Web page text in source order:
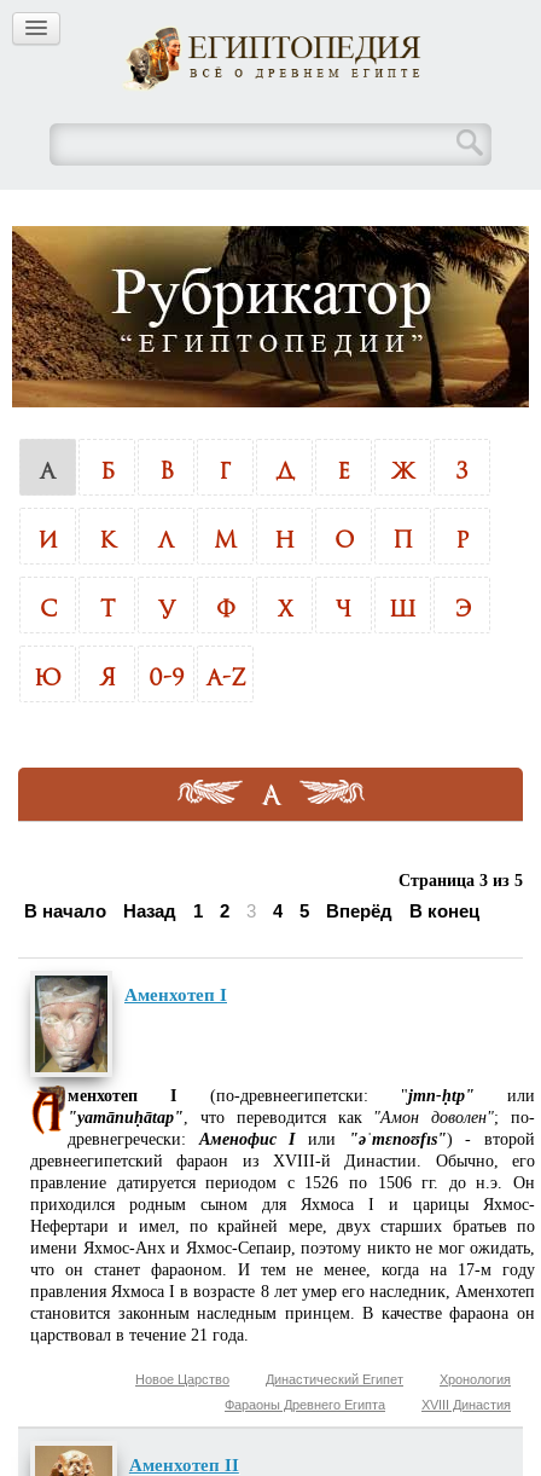
А Б В Г Д Е Ж З
И К Л М Н О Р
С У Ф Х Ч Э
Ю Я 0-9 A-Z
А
Страница 3 из 5
В начало Назад 1 2 3 4 5 Вперёд В конец
Аменхотеп I
менхотеп I (по-древнеегипетски: "jmn-ḥtp" или
"yamānuḥātap", что переводится как "Амон доволен"; по-
древнегречески:Аменофис Iили "əˈmɛnoʊfɪs") - второй
древнеегипетский фараон из XVIII-й Династии. Обычно, его
правление датируется периодом с 1526 по 1506 гг. до н.э. Он
приходился родным сыном для Яхмоса I и царицы Яхмос-
Нефертари и имел, по крайней мере, двух старших братьев по
имени Яхмос-Анх и Яхмос-Сепаир, поэтому никто не мог ожидать,
что он станет фараоном. И тем не менее, когда на 17-м году
правления Яхмоса I в возрасте 8 лет умер его наследник, Аменхотеп
становится законным наследным принцем. В качестве фараона он
царствовал в течение 21 года.
Хронология
Династический Египет
Новое Царство
XVIII Династия
Фараоны Древнего Египта
Аменхотеп II